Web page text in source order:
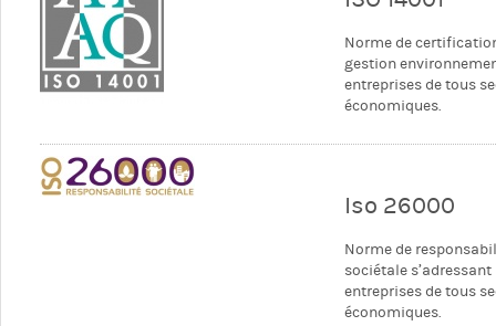
Norme de
gestion
entreprises de tous
économiques.
Iso 26000
Norme de
sociétale s’adressant
entreprises de tous
économiques.